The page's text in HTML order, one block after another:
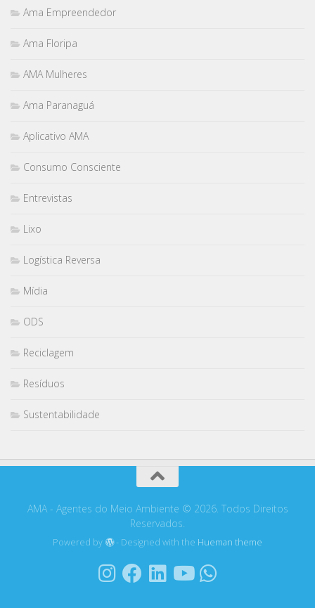
Ama Empreendedor
Ama Floripa
AMA Mulheres
Ama Paranaguá
Aplicativo AMA
Consumo Consciente
Entrevistas
Lixo
Logística Reversa
Mídia
ODS
Reciclagem
Resíduos
Sustentabilidade
AMA - Agentes do Meio Ambiente © 2026. Todos Direitos
Reservados.
Powered by - Designed with the Hueman theme